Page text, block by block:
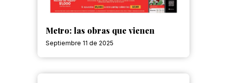
Metro: las obras que vienen
Septiembre 11 de 2025